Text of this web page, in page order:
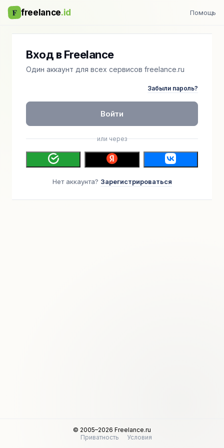
F freelance.id Помощь
Вход в Freelance
Один аккаунт для всех сервисов freelance.ru
Забыли пароль?
Войти
или через
Нет аккаунта? Зарегистрироваться
© 2005–2026 Freelance.ru
Приватность
Условия